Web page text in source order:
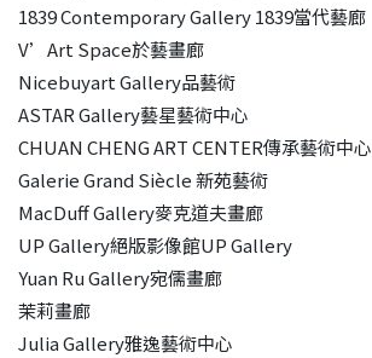
1839 Contemporary Gallery 1839當代藝廊
V’Art Space於藝畫廊
Nicebuyart Gallery品藝術
ASTAR Gallery藝星藝術中心
CHUAN CHENG ART CENTER傳承藝術中心
Galerie Grand Siècle 新苑藝術
MacDuff Gallery麥克道夫畫廊
UP Gallery絕版影像館UP Gallery
Yuan Ru Gallery宛儒畫廊
茉莉畫廊
Julia Gallery雅逸藝術中心